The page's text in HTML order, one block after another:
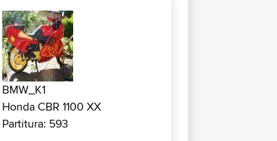
BMW_K1
Honda CBR 1100 XX
Partitura: 593